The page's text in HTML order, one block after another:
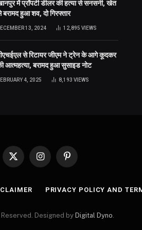
में प्रॉपर्टी डीलर की हत्या से सनसनी, खेत
बरामद हुआ शव, दो गिरफ्तार
13, 2024 12,895 VIEWS
से रिटायर जीएम ने ट्रेन के आगे कूदकर
आत्महत्या, बरामद हुआ सुसाइड नोट
4, 2025 8,193 VIEWS
X
InstagramPinterest
PRIVACY POLICY AND
Designed by Digital Dyno.